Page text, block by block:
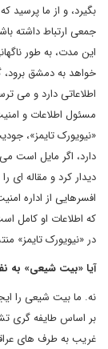
بگیرد، و از ما پرسید
جمعی ارتباط داشته
این مدت، به طور
خواهد به دمشق
اطلاعاتی دارد و می
مسئول اطلاعات و
«نیویورک تایمز»،
دارد، اگر مایل است می
دیدار کرد و مقاله ای
افسرهایی از اداره
که اطلاعات او کامل
در «نیویورک تایمز»
آیا «بیت شیعی» به
نه. ما بیت شیعی را
بر اساس طایفه گری
غریب به طرف های